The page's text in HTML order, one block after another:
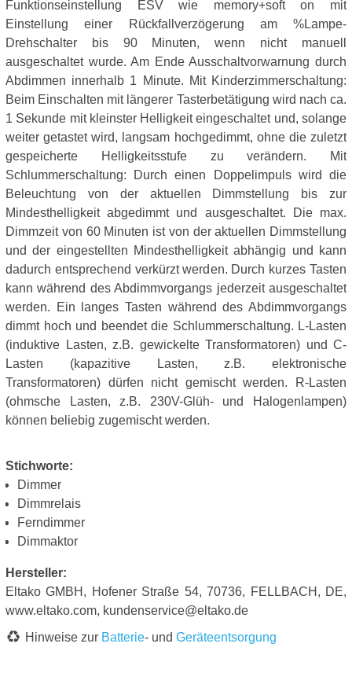
Funktionseinstellung ESV wie memory+soft on mit
Einstellung einer Rückfallverzögerung am %Lampe-
Drehschalter bis 90 Minuten, wenn nicht manuell
ausgeschaltet wurde. Am Ende Ausschaltvorwarnung durch
Abdimmen innerhalb 1 Minute. Mit Kinderzimmerschaltung:
Beim Einschalten mit längerer Tasterbetätigung wird nach ca.
1 Sekunde mit kleinster Helligkeit eingeschaltet und, solange
weiter getastet wird, langsam hochgedimmt, ohne die zuletzt
gespeicherte Helligkeitsstufe zu verändern. Mit
Schlummerschaltung: Durch einen Doppelimpuls wird die
Beleuchtung von der aktuellen Dimmstellung bis zur
Mindesthelligkeit abgedimmt und ausgeschaltet. Die max.
Dimmzeit von 60 Minuten ist von der aktuellen Dimmstellung
und der eingestellten Mindesthelligkeit abhängig und kann
dadurch entsprechend verkürzt werden. Durch kurzes Tasten
kann während des Abdimmvorgangs jederzeit ausgeschaltet
werden. Ein langes Tasten während des Abdimmvorgangs
dimmt hoch und beendet die Schlummerschaltung. L-Lasten
(induktive Lasten, z.B. gewickelte Transformatoren) und C-
Lasten (kapazitive Lasten, z.B. elektronische
Transformatoren) dürfen nicht gemischt werden. R-Lasten
(ohmsche Lasten, z.B. 230V-Glüh- und Halogenlampen)
können beliebig zugemischt werden.
Stichworte:
Dimmer
Dimmrelais
Ferndimmer
Dimmaktor
Hersteller:
Eltako GMBH, Hofener Straße 54, 70736, FELLBACH, DE,
www.eltako.com, kundenservice@eltako.de
Hinweise zur Batterie- und Geräteentsorgung